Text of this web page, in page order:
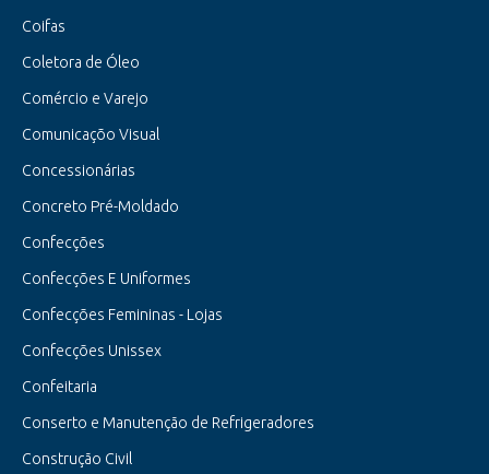
Coifas
Coletora de Óleo
Comércio e Varejo
Comunicaçõo Visual
Concessionárias
Concreto Pré-Moldado
Confecções
Confecções E Uniformes
Confecções Femininas - Lojas
Confecções Unissex
Confeitaria
Conserto e Manutenção de Refrigeradores
Construção Civil